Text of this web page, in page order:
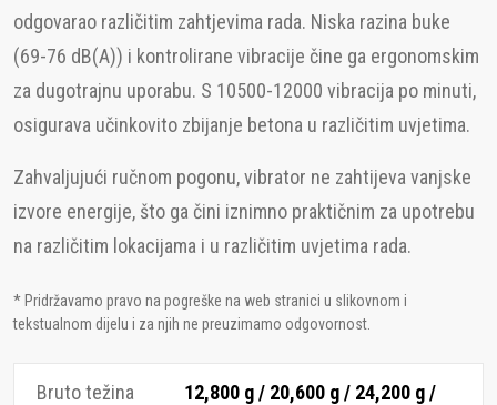
odgovarao različitim zahtjevima rada. Niska razina buke
(69-76 dB(A)) i kontrolirane vibracije čine ga ergonomskim
za dugotrajnu uporabu. S 10500-12000 vibracija po minuti,
osigurava učinkovito zbijanje betona u različitim uvjetima.
Zahvaljujući ručnom pogonu, vibrator ne zahtijeva vanjske
izvore energije, što ga čini iznimno praktičnim za upotrebu
na različitim lokacijama i u različitim uvjetima rada.
* Pridržavamo pravo na pogreške na web stranici u slikovnom i
tekstualnom dijelu i za njih ne preuzimamo odgovornost.
Bruto težina
12,800 g / 20,600 g / 24,200 g /